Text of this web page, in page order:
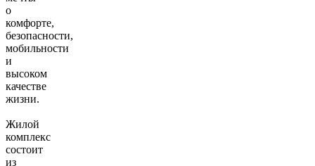
о
комфорте,
безопасности,
мобильности
и
высоком
качестве
жизни.
Жилой
комплекс
состоит
из